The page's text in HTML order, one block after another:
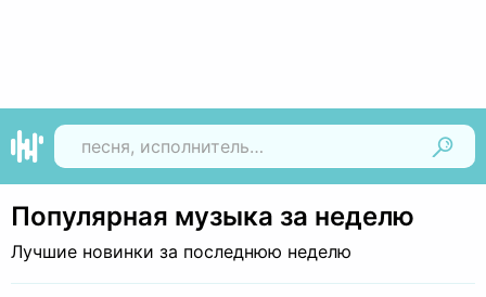
Популярная музыка за неделю
Лучшие новинки за последнюю неделю